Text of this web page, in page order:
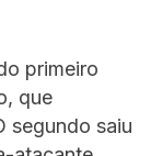
primeiro
que
segundo saiu